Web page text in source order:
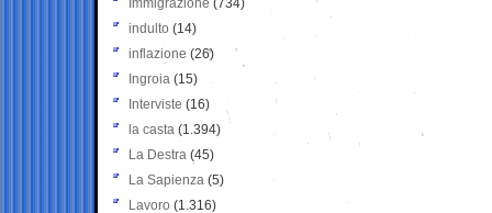
Immigrazione (734)
indulto (14)
inflazione (26)
Ingroia (15)
Interviste (16)
la casta (1.394)
La Destra (45)
La Sapienza (5)
Lavoro (1.316)